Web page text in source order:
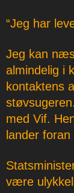
“Jeg har
Jeg kan
almindelig i
kontaktens
med Vif.
lander
være